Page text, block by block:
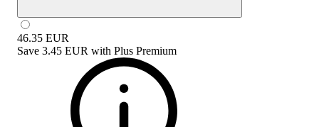
46.35 EUR
Save 3.45 EUR with Plus Premium